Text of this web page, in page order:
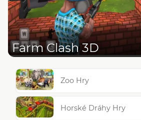
Farm Clash 3D
Zoo Hry
Horské Dráhy Hry